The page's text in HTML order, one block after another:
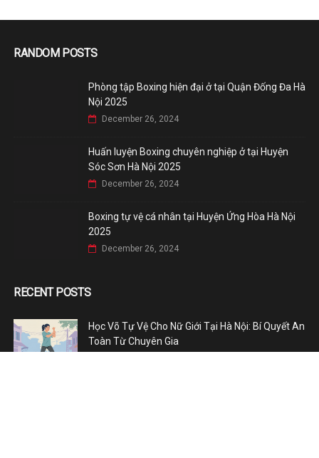
RANDOM POSTS
Phòng tập Boxing hiện đại ở tại Quận Đống Đa Hà
Nội 2025
December 26, 2024
Huấn luyện Boxing chuyên nghiệp ở tại Huyện
Sóc Sơn Hà Nội 2025
December 26, 2024
Boxing tự vệ cá nhân tại Huyện Ứng Hòa Hà Nội
2025
December 26, 2024
RECENT POSTS
Học Võ Tự Vệ Cho Nữ Giới Tại Hà Nội: Bí Quyết An
Toàn Từ Chuyên Gia